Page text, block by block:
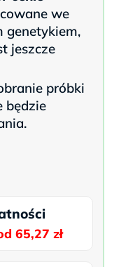
we
genetykiem,
jeszcze
będzie
65,27 zł